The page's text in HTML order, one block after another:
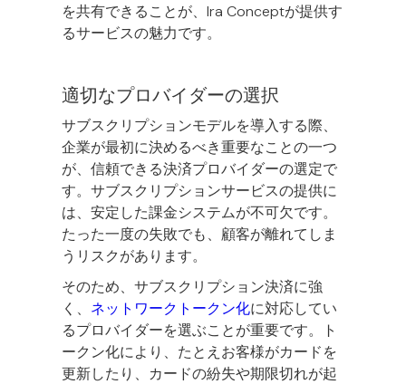
を共有できることが、Ira Conceptが提供す
るサービスの魅力です。
適切なプロバイダーの選択
サブスクリプションモデルを導入する際、
企業が最初に決めるべき重要なことの一つ
が、信頼できる決済プロバイダーの選定で
す。サブスクリプションサービスの提供に
は、安定した課金システムが不可欠です。
たった一度の失敗でも、顧客が離れてしま
うリスクがあります。
そのため、サブスクリプション決済に強
く、 ネットワークトークン化に対応してい
るプロバイダーを選ぶことが重要です。ト
ークン化により、たとえお客様がカードを
更新したり、カードの紛失や期限切れが起